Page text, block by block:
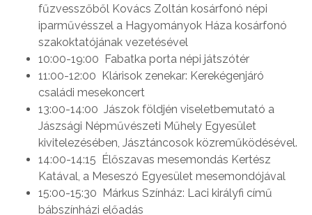
fűzvesszőből Kovács Zoltán kosárfonó népi
iparművésszel a Hagyományok Háza kosárfonó
szakoktatójának vezetésével
10:00-19:00 Fabatka porta népi játszótér
11:00-12:00 Klárisok zenekar: Kerekégenjáró
családi mesekoncert
13:00-14:00 Jászok földjén viseletbemutató a
Jászsági Népművészeti Műhely Egyesület
kivitelezésében, Jásztáncosok közreműködésével.
14:00-14:15 Élőszavas mesemondás Kertész
Katával, a Meseszó Egyesület mesemondójával
15:00-15:30 Márkus Színház: Laci királyfi című
bábszínházi előadás